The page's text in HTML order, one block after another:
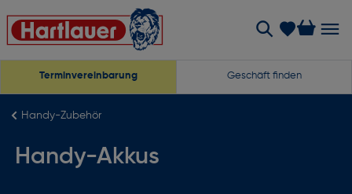
Terminvereinbarung Geschäft finden
Handy-Zubehör
Handy-Akkus